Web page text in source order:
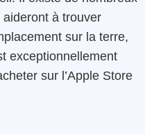
à trouver
sur la terre,
exceptionnellement
sur l’Apple Store